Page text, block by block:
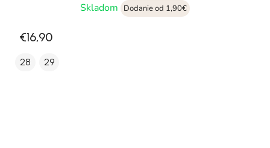
Skladom
Dodanie od 1,90€
€16,90
28 29